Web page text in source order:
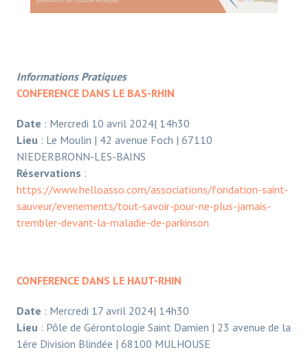
Informations Pratiques
CONFERENCE DANS LE BAS-RHIN
Date : Mercredi 10 avril 2024| 14h30
Lieu : Le Moulin | 42 avenue Foch | 67110
NIEDERBRONN-LES-BAINS
Réservations :
https://www.helloasso.com/associations/fondation-saint-
sauveur/evenements/tout-savoir-pour-ne-plus-jamais-
trembler-devant-la-maladie-de-parkinson
CONFERENCE DANS LE HAUT-RHIN
Date : Mercredi 17 avril 2024| 14h30
Lieu : Pôle de Gérontologie Saint Damien | 23 avenue de la
1ère Division Blindée | 68100 MULHOUSE